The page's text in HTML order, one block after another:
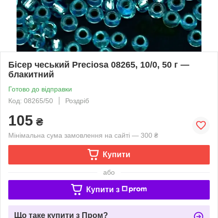
Бісер чеський Preciosa 08265, 10/0, 50 г —
блакитний
Готово до відправки
Код: 08265/50
Роздріб
105 ₴
Мінімальна сума замовлення на сайті — 300 ₴
Купити
або
Купити з
Що таке купити з Пром?